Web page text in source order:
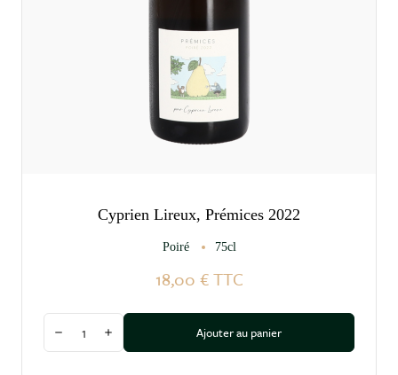
Cyprien Lireux, Prémices 2022
Poiré 75cl
18,00 € TTC
Diminuer la quantité
Augmenter la quantitéAjouter au panier